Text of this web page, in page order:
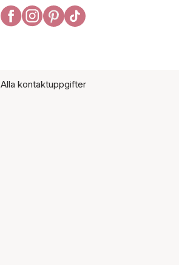
Alla kontaktuppgifter